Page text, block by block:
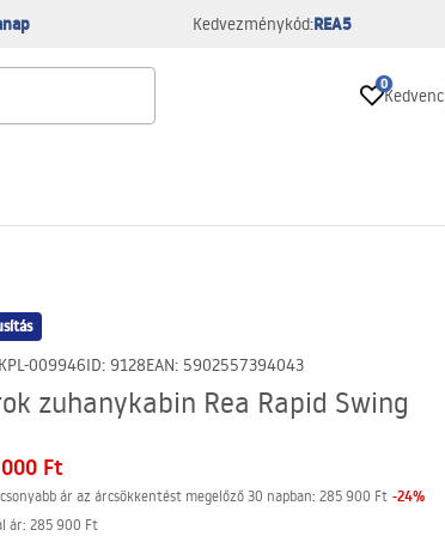
Kedvezménykód:REA5
0
Kedvenc
KPL-009946ID: 9128EAN: 5902557394043
zuhanykabin Rea Rapid Swing
Ft
ár az árcsökkentést megelőző 30 napban: 285 900 Ft -24%
ár: 285 900 Ft